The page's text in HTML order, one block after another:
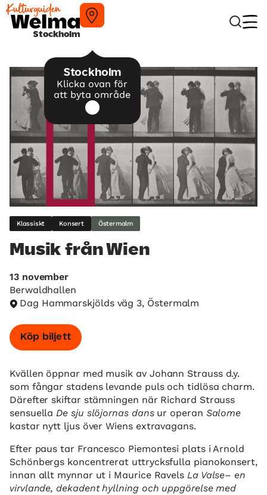
Stockholm
Stockholm
Klicka ovan för
att byta område
Klassiskt Konsert Östermalm
Musik från Wien
13 november
Berwaldhallen
Dag Hammarskjölds väg 3, Östermalm
Köp biljett
Kvällen öppnar med musik av Johann Strauss d.y.
som fångar stadens levande puls och tidlösa charm.
Därefter skiftar stämningen när Richard Strauss
sensuellaDe sju slöjornas dansur operan Salome
kastar nytt ljus över Wiens extravagans.
Efter paus tar Francesco Piemontesi plats i Arnold
Schönbergs koncentrerat uttrycksfulla pianokonsert,
innan allt mynnar ut i Maurice Ravels La Valse– en
virvlande, dekadent hyllning och uppgörelse med